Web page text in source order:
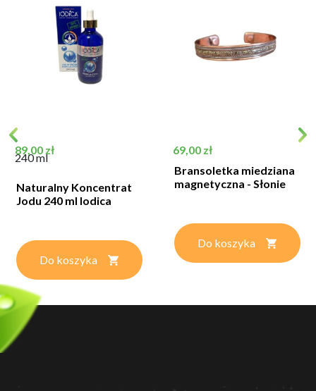
Cena
89,00 zł
240 ml
Naturalny Koncentrat
Jodu 240 ml Iodica
Do koszyka
Cena
69,00 zł
Bransoletka miedziana
magnetyczna - Słonie
Do koszyka